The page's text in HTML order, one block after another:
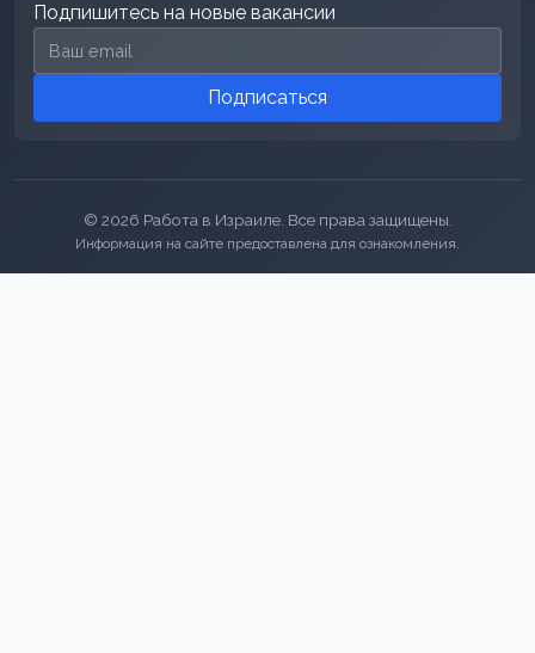
Подпишитесь на новые вакансии
Email для подписки
Подписаться
© 2026 Работа в Израиле. Все права защищены.
Информация на сайте предоставлена для ознакомления.